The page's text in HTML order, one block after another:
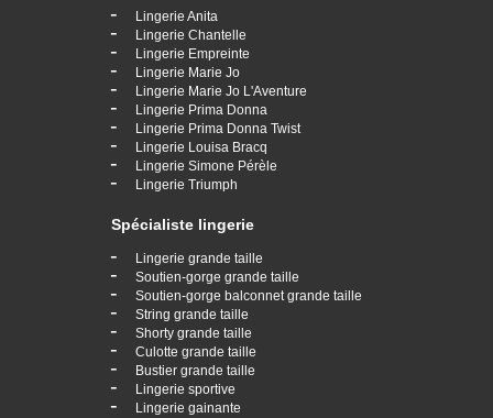
- Lingerie Anita
- Lingerie Chantelle
- Lingerie Empreinte
- Lingerie Marie Jo
- Lingerie Marie Jo L'Aventure
- Lingerie Prima Donna
- Lingerie Prima Donna Twist
- Lingerie Louisa Bracq
- Lingerie Simone Pérèle
- Lingerie Triumph
Spécialiste lingerie
- Lingerie grande taille
- Soutien-gorge grande taille
- Soutien-gorge balconnet grande taille
- String grande taille
- Shorty grande taille
- Culotte grande taille
- Bustier grande taille
- Lingerie sportive
- Lingerie gainante